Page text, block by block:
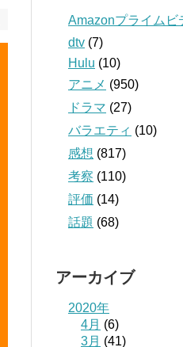
Amazonプライムビ
dtv (7)
Hulu (10)
アニメ (950)
ドラマ (27)
バラエティ (10)
感想 (817)
考察 (110)
評価 (14)
話題 (68)
アーカイブ
2020年
4月 (6)
3月 (41)